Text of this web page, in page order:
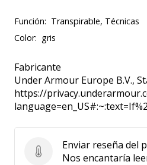
Función: Transpirable, Técnicas
Color: gris
Fabricante
Under Armour Europe B.V.,
https://
Enviar reseña del
Enviar reseña del
Nos encantaría